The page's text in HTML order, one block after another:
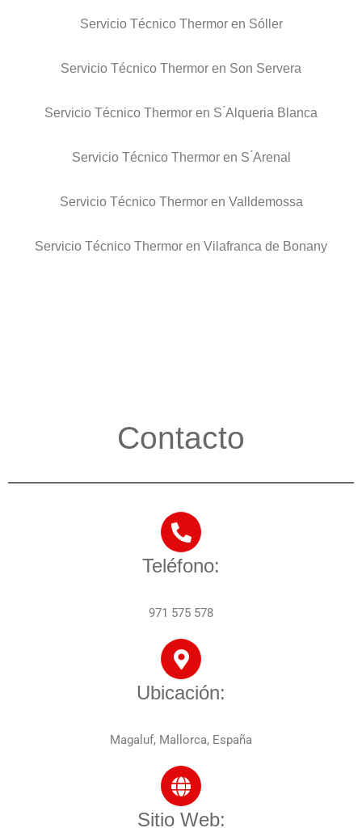
Servicio Técnico Thermor en Sóller
Servicio Técnico Thermor en Son Servera
Servicio Técnico Thermor en S ́Alqueria Blanca
Servicio Técnico Thermor en S ́Arenal
Servicio Técnico Thermor en Valldemossa
Servicio Técnico Thermor en Vilafranca de Bonany
Contacto
Teléfono:
971 575 578
Ubicación:
Magaluf, Mallorca, España
Sitio Web: